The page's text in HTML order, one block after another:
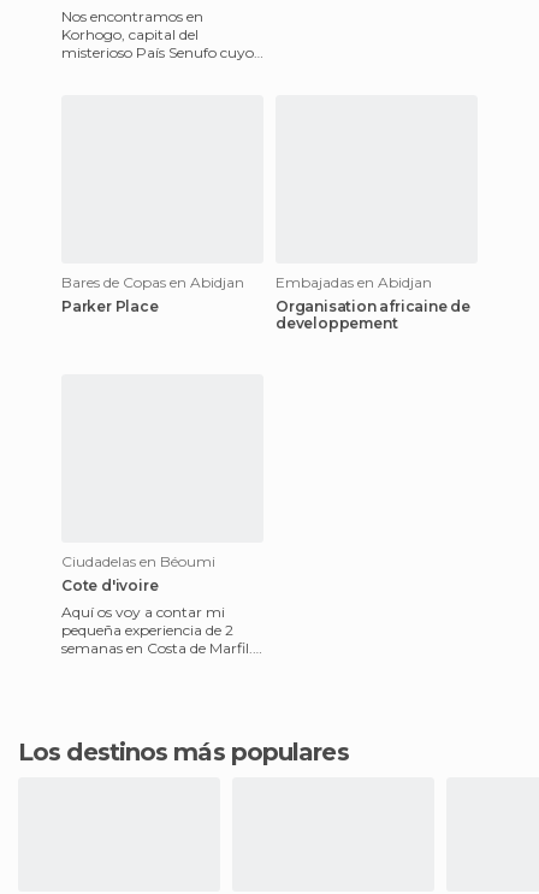
Nos encontramos en
Korhogo, capital del
misterioso País Senufo cuyos
Bares de Copas en Abidjan
Parker Place
Embajadas en Abidjan
Organisation africaine de
developpement
Ciudadelas en Béoumi
Cote d'ivoire
Aquí os voy a contar mi
pequeña experiencia de 2
semanas en Costa de Marfil.
Los destinos más populares